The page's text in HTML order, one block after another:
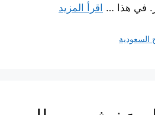
في هذا … اقرأ المزيد